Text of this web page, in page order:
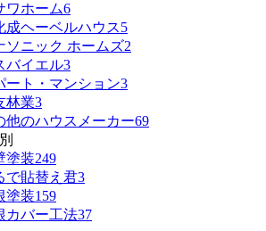
ワホーム6
成ヘーベルハウス5
ソニック ホームズ2
バイエル3
ート・マンション3
林業3
他のハウスメーカー69
塗装249
で貼替え君3
塗装159
カバー工法37